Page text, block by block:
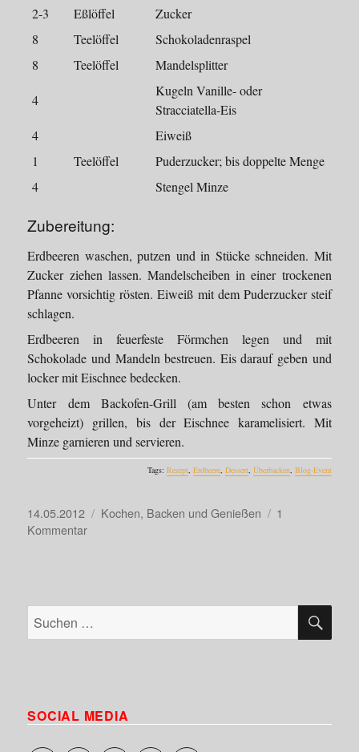
2-3
Eßlöffel
Zucker
8
Teelöffel
Schokoladenraspel
8
Teelöffel Mandelsplitter
4
Kugeln Vanille- oder
Stracciatella-Eis
4
Eiweiß
1
Teelöffel
Puderzucker; bis doppelte Menge
4
Stengel Minze
Zubereitung:
Erdbeeren waschen, putzen und in Stücke schneiden. Mit
Zucker ziehen lassen. Mandelscheiben in einer trockenen
Pfanne vorsichtig rösten. Eiweiß mit dem Puderzucker steif
schlagen.
Erdbeeren in feuerfeste Förmchen legen und mit
Schokolade und Mandeln bestreuen. Eis darauf geben und
locker mit Eischnee bedecken.
Unter dem Backofen-Grill (am besten schon etwas
vorgeheizt) grillen, bis der Eischnee karamelisiert. Mit
Minze garnieren und servieren.
Tags: Rezept, Erdbeere, Dessert, Überbacken, Blog-Event
Veröffentlicht
am
14.05.2012 Kategorien
Kochen, Backen und Genießen
1
Kommentarzu
nach:
SOCIAL MEDIA